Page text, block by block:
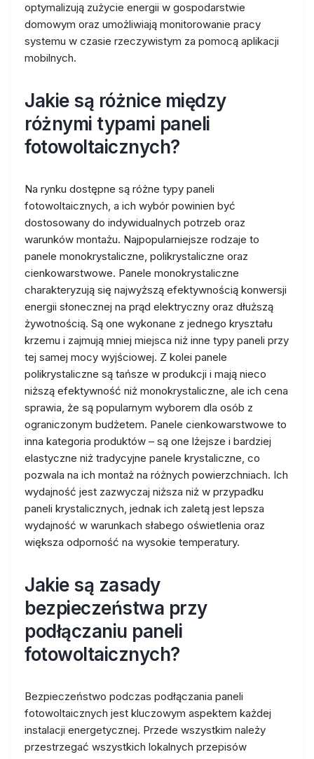
optymalizują zużycie energii w gospodarstwie
domowym oraz umożliwiają monitorowanie pracy
systemu w czasie rzeczywistym za pomocą aplikacji
mobilnych.
Jakie są różnice między
różnymi typami paneli
fotowoltaicznych?
Na rynku dostępne są różne typy paneli
fotowoltaicznych, a ich wybór powinien być
dostosowany do indywidualnych potrzeb oraz
warunków montażu. Najpopularniejsze rodzaje to
panele monokrystaliczne, polikrystaliczne oraz
cienkowarstwowe. Panele monokrystaliczne
charakteryzują się najwyższą efektywnością konwersji
energii słonecznej na prąd elektryczny oraz dłuższą
żywotnością. Są one wykonane z jednego kryształu
krzemu i zajmują mniej miejsca niż inne typy paneli przy
tej samej mocy wyjściowej. Z kolei panele
polikrystaliczne są tańsze w produkcji i mają nieco
niższą efektywność niż monokrystaliczne, ale ich cena
sprawia, że są popularnym wyborem dla osób z
ograniczonym budżetem. Panele cienkowarstwowe to
inna kategoria produktów – są one lżejsze i bardziej
elastyczne niż tradycyjne panele krystaliczne, co
pozwala na ich montaż na różnych powierzchniach. Ich
wydajność jest zazwyczaj niższa niż w przypadku
paneli krystalicznych, jednak ich zaletą jest lepsza
wydajność w warunkach słabego oświetlenia oraz
większa odporność na wysokie temperatury.
Jakie są zasady
bezpieczeństwa przy
podłączaniu paneli
fotowoltaicznych?
Bezpieczeństwo podczas podłączania paneli
fotowoltaicznych jest kluczowym aspektem każdej
instalacji energetycznej. Przede wszystkim należy
przestrzegać wszystkich lokalnych przepisów